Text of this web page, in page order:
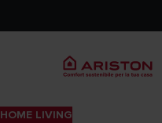
HOME LIVING